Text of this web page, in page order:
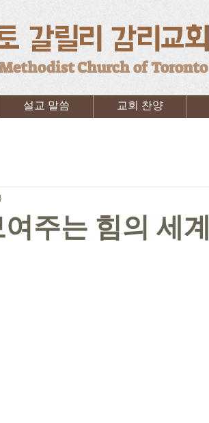
갈릴리 감리교회
Church of Toronto
설교 말씀 교회 찬양
주는 힘의 세계